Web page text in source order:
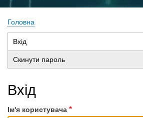
Рядок
навіґації
Головна
Основні
вкладки
Вхід
Скинути пароль
Вхід
Ім'я користувача